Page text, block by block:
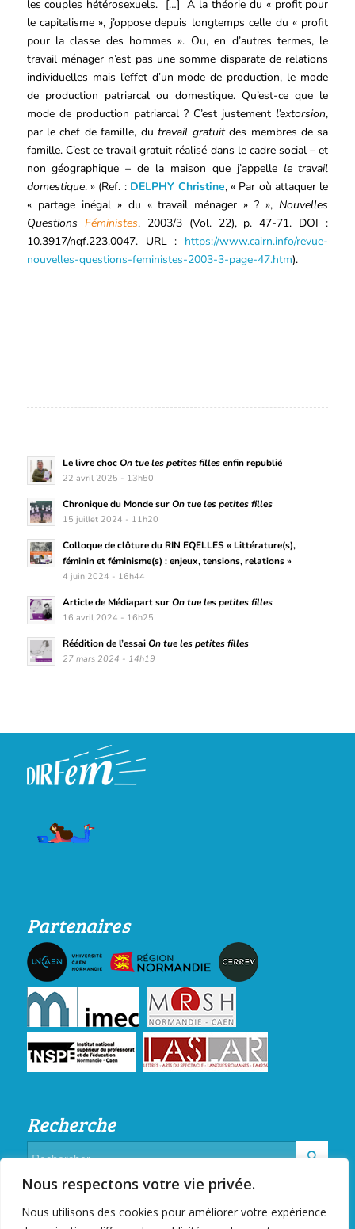
Nous respectons votre vie privée.
Nous utilisons des cookies pour améliorer votre expérience
les couples hétérosexuels. […] À la théorie du « profit pour
le capitalisme », j’oppose depuis longtemps celle du « profit
pour la classe des hommes ». Ou, en d’autres termes, le
travail ménager n’est pas une somme disparate de relations
individuelles mais l’effet d’un mode de production, le mode
de production patriarcal ou domestique. Qu’est-ce que le
mode de production patriarcal ? C’est justementl’extorsion,
par le chef de famille, dutravail gratuitdes membres de sa
famille. C’est ce travail gratuit réalisé dans le cadre social – et
non géographique – de la maison que j’appelle le travail
domestique. » (Ref. : DELPHY Christine, « Par où attaquer le
« partage inégal » du « travail ménager » ? »,Nouvelles
Questions Féministes, 2003/3 (Vol. 22), p. 47-71. DOI :
10.3917/nqf.223.0047. URL : https://www.cairn.info/revue-
nouvelles-questions-feministes-2003-3-page-47.htm).
Le livre chocOn tue les petites fillesenfin republié
22 avril 2025 - 13h50
Chronique du Monde surOn tue les petites filles
15 juillet 2024 - 11h20
Colloque de clôture du RIN EQELLES « Littérature(s),
féminin et féminisme(s) : enjeux, tensions, relations »
4 juin 2024 - 16h44
Article de Médiapart surOn tue les petites filles
16 avril 2024 - 16h25
Réédition de l’essaiOn tue les petites filles
27 mars 2024 - 14h19
Partenaires
Recherche
Sites de référence